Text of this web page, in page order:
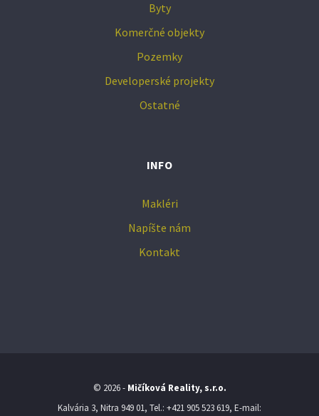
Byty
Komerčné objekty
Pozemky
Developerské projekty
Ostatné
INFO
Makléri
Napíšte nám
Kontakt
© 2026 - Mičíková Reality, s.r.o.
Kalvária 3, Nitra 949 01, Tel.: +421 905 523 619, E-mail: